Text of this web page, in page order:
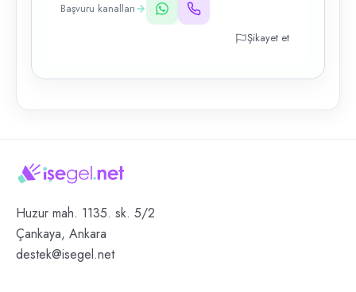
Başvuru kanalları
Şikayet et
Huzur mah. 1135. sk. 5/2
Çankaya, Ankara
destek@isegel.net